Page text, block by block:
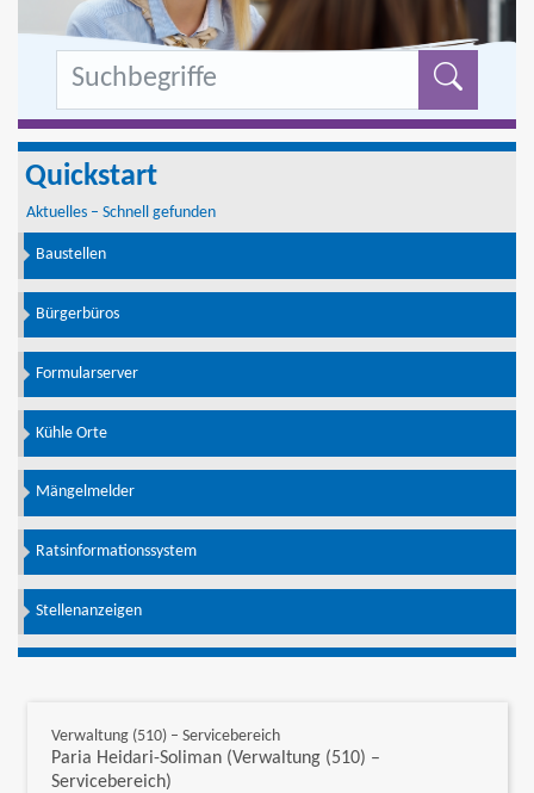
Quickstart
Aktuelles – Schnell gefunden
Baustellen
Bürgerbüros
Formularserver
Kühle Orte
Mängelmelder
Ratsinformationssystem
Stellenanzeigen
Verwaltung (510) – Servicebereich
Paria Heidari-Soliman (Verwaltung (510) –
Servicebereich)